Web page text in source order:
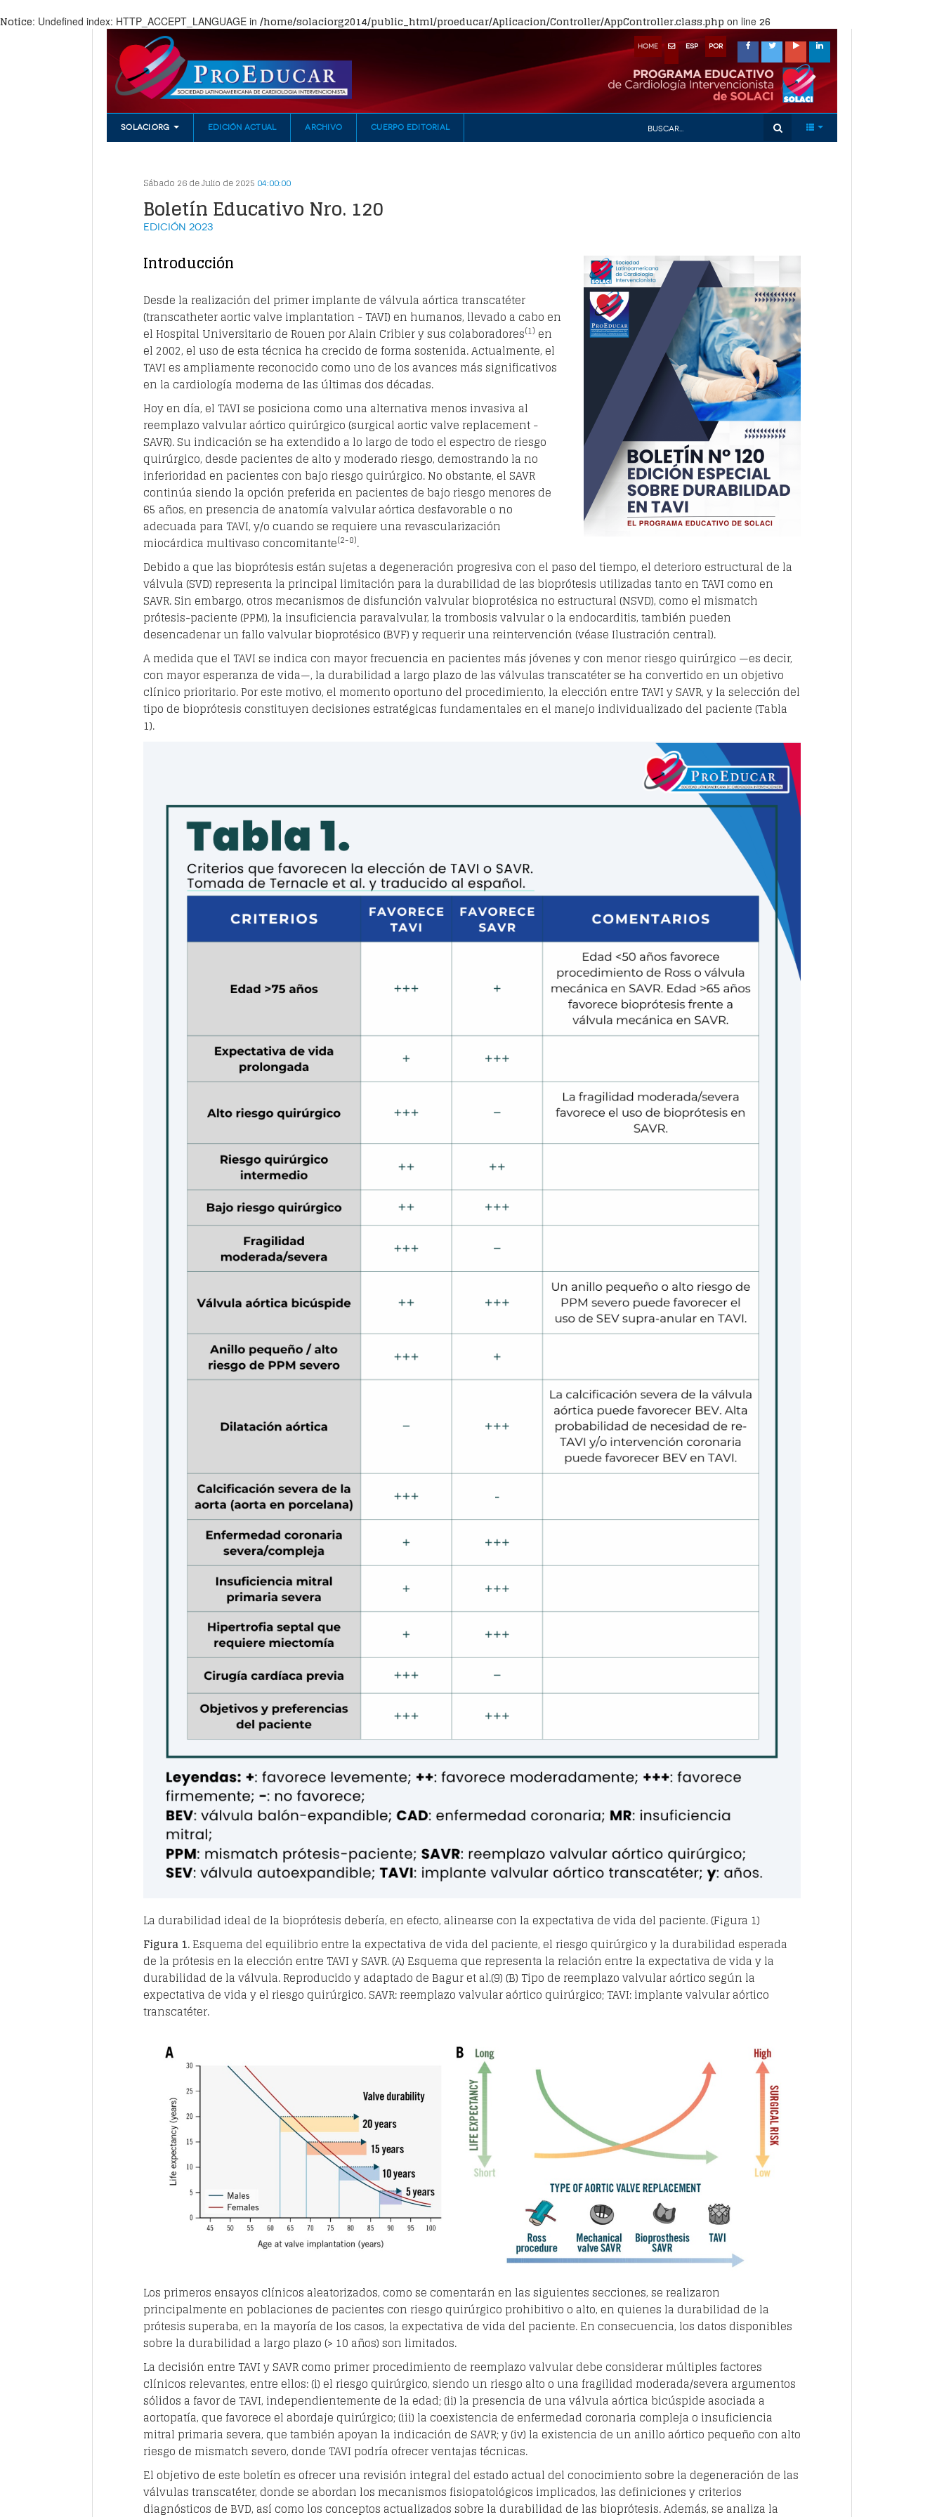
Notice: Undefined index: HTTP_ACCEPT_LANGUAGE in /home/solaciorg2014/public_html/proeducar/Aplicacion/Controller/AppController.class.php on line 26
HOME ESP POR
SOLACI.ORG EDICIÓN ACTUAL ARCHIVO CUERPO EDITORIAL
Sábado 26 de Julio de 2025 04:00:00
Boletín Educativo Nro. 120
Edición 2023
Introducción
Desde la realización del primer implante de válvula aórtica transcatéter
(transcatheter aortic valve implantation - TAVI) en humanos, llevado a cabo en
el Hospital Universitario de Rouen por Alain Cribier y sus colaboradores(1) en
el 2002, el uso de esta técnica ha crecido de forma sostenida. Actualmente, el
TAVI es ampliamente reconocido como uno de los avances más significativos
en la cardiología moderna de las últimas dos décadas.
Hoy en día, el TAVI se posiciona como una alternativa menos invasiva al
reemplazo valvular aórtico quirúrgico (surgical aortic valve replacement -
SAVR). Su indicación se ha extendido a lo largo de todo el espectro de riesgo
quirúrgico, desde pacientes de alto y moderado riesgo, demostrando la no
inferioridad en pacientes con bajo riesgo quirúrgico. No obstante, el SAVR
continúa siendo la opción preferida en pacientes de bajo riesgo menores de
65 años, en presencia de anatomía valvular aórtica desfavorable o no
adecuada para TAVI, y/o cuando se requiere una revascularización
miocárdica multivaso concomitante(2-8).
Debido a que las bioprótesis están sujetas a degeneración progresiva con el paso del tiempo, el deterioro estructural de la
válvula (SVD) representa la principal limitación para la durabilidad de las bioprótesis utilizadas tanto en TAVI como en
SAVR. Sin embargo, otros mecanismos de disfunción valvular bioprotésica no estructural (NSVD), como el mismatch
prótesis-paciente (PPM), la insuficiencia paravalvular, la trombosis valvular o la endocarditis, también pueden
desencadenar un fallo valvular bioprotésico (BVF) y requerir una reintervención (véase Ilustración central).
A medida que el TAVI se indica con mayor frecuencia en pacientes más jóvenes y con menor riesgo quirúrgico —es decir,
con mayor esperanza de vida—, la durabilidad a largo plazo de las válvulas transcatéter se ha convertido en un objetivo
clínico prioritario. Por este motivo, el momento oportuno del procedimiento, la elección entre TAVI y SAVR, y la selección del
tipo de bioprótesis constituyen decisiones estratégicas fundamentales en el manejo individualizado del paciente (Tabla
1).
La durabilidad ideal de la bioprótesis debería, en efecto, alinearse con la expectativa de vida del paciente. (Figura 1)
Figura 1.Esquema del equilibrio entre la expectativa de vida del paciente, el riesgo quirúrgico y la durabilidad esperada
de la prótesis en la elección entre TAVI y SAVR. (A) Esquema que representa la relación entre la expectativa de vida y la
durabilidad de la válvula. Reproducido y adaptado de Bagur et al.(9) (B) Tipo de reemplazo valvular aórtico según la
expectativa de vida y el riesgo quirúrgico. SAVR: reemplazo valvular aórtico quirúrgico; TAVI: implante valvular aórtico
transcatéter.
Los primeros ensayos clínicos aleatorizados, como se comentarán en las siguientes secciones, se realizaron
principalmente en poblaciones de pacientes con riesgo quirúrgico prohibitivo o alto, en quienes la durabilidad de la
prótesis superaba, en la mayoría de los casos, la expectativa de vida del paciente. En consecuencia, los datos disponibles
sobre la durabilidad a largo plazo (> 10 años) son limitados.
La decisión entre TAVI y SAVR como primer procedimiento de reemplazo valvular debe considerar múltiples factores
clínicos relevantes, entre ellos: (i) el riesgo quirúrgico, siendo un riesgo alto o una fragilidad moderada/severa argumentos
sólidos a favor de TAVI, independientemente de la edad; (ii) la presencia de una válvula aórtica bicúspide asociada a
aortopatía, que favorece el abordaje quirúrgico; (iii) la coexistencia de enfermedad coronaria compleja o insuficiencia
mitral primaria severa, que también apoyan la indicación de SAVR; y (iv) la existencia de un anillo aórtico pequeño con alto
riesgo de mismatch severo, donde TAVI podría ofrecer ventajas técnicas.
El objetivo de este boletín es ofrecer una revisión integral del estado actual del conocimiento sobre la degeneración de las
válvulas transcatéter, donde se abordan los mecanismos fisiopatológicos implicados, las definiciones y criterios
diagnósticos de BVD, así como los conceptos actualizados sobre la durabilidad de las bioprótesis. Además, se analiza la